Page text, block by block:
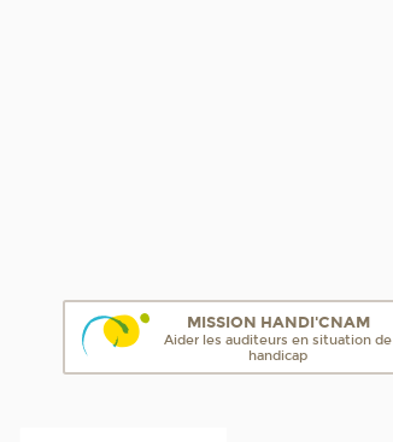
MISSION HANDI'CNAM
Aider les auditeurs en situation de
handicap